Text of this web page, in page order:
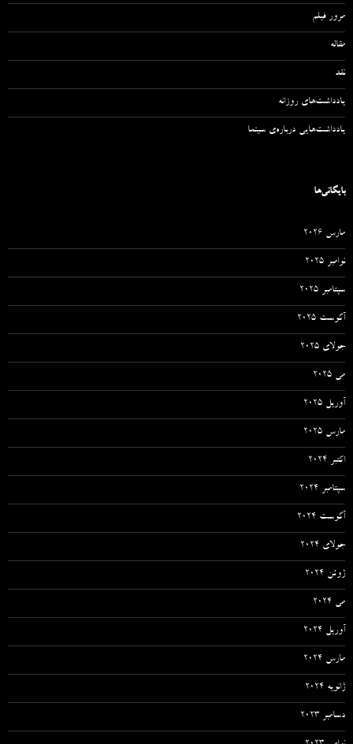
مرور فیلم
مقاله‌
نقد
یادداشت‌های روزانه
یادداشت‌هایی درباره‌ی سینما
بایگانی‌ها
مارس 2026
نوامبر 2025
سپتامبر 2025
آگوست 2025
جولای 2025
می 2025
آوریل 2025
مارس 2025
اکتبر 2024
سپتامبر 2024
آگوست 2024
جولای 2024
ژوئن 2024
می 2024
آوریل 2024
مارس 2024
ژانویه 2024
دسامبر 2023